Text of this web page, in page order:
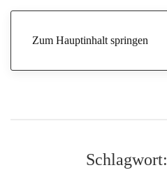
Zum Hauptinhalt springen
Schlagwort: